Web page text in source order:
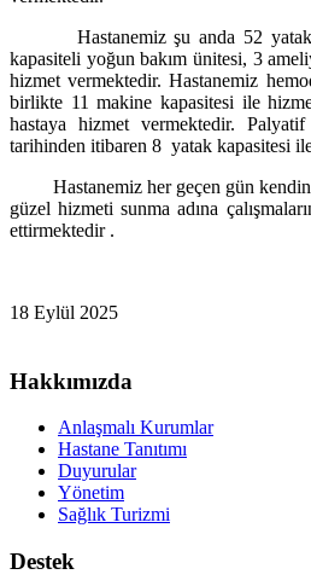
Hastanemiz şu anda 52 yatak
kapasiteli yoğun bakım ünitesi, 3
hizmet vermektedir. Hastanemiz
birlikte 11 makine kapasitesi ile
hastaya hizmet vermektedir.
tarihinden itibaren 8 yatak kapasitesi
Hastanemiz her geçen gün kendini
güzel hizmeti sunma adına
ettirmektedir .
18 Eylül 2025
Hakkımızda
Anlaşmalı Kurumlar
Hastane Tanıtımı
Duyurular
Yönetim
Sağlık Turizmi
Destek